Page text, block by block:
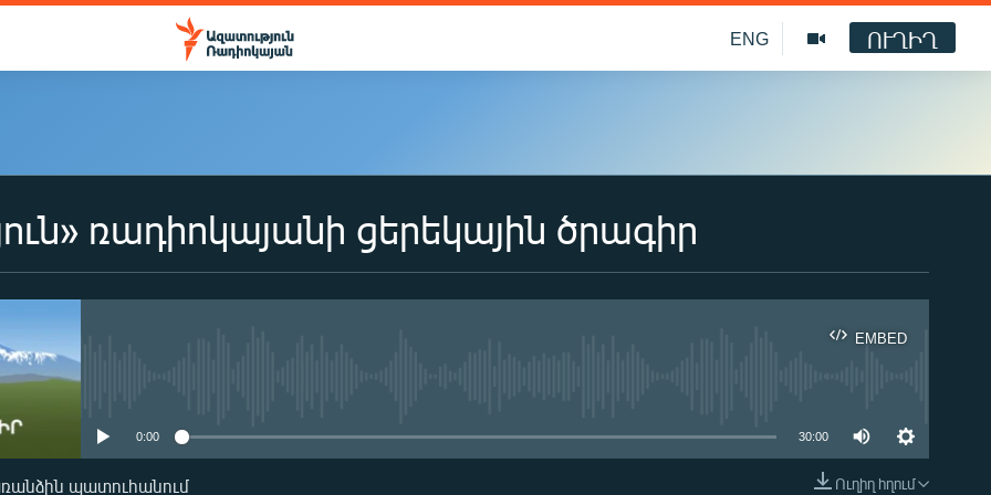
ENG ՈՒՂԻՂ
ռադիոկայանի ցերեկային ծրագիր
EMBED
0:00 30:00
Ուղիղ հղում
պատուհանում